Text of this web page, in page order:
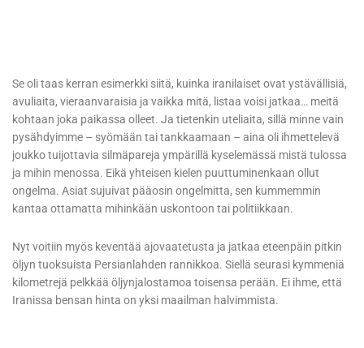
Se oli taas kerran esimerkki siitä, kuinka iranilaiset ovat ystävällisiä,
avuliaita, vieraanvaraisia ja vaikka mitä, listaa voisi jatkaa… meitä
kohtaan joka paikassa olleet. Ja tietenkin uteliaita, sillä minne vain
pysähdyimme – syömään tai tankkaamaan – aina oli ihmettelevä
joukko tuijottavia silmäpareja ympärillä kyselemässä mistä tulossa
ja mihin menossa. Eikä yhteisen kielen puuttuminenkaan ollut
ongelma. Asiat sujuivat pääosin ongelmitta, sen kummemmin
kantaa ottamatta mihinkään uskontoon tai politiikkaan.
Nyt voitiin myös keventää ajovaatetusta ja jatkaa eteenpäin pitkin
öljyn tuoksuista Persianlahden rannikkoa. Siellä seurasi kymmeniä
kilometrejä pelkkää öljynjalostamoa toisensa perään. Ei ihme, että
Iranissa bensan hinta on yksi maailman halvimmista.